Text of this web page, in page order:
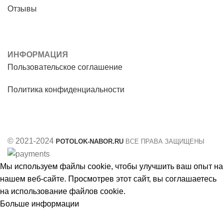
Отзывы
ИНФОРМАЦИЯ
Пользовательское соглашение
Политика конфиденциальности
© 2021-2024 POTOLOK-NABOR.RU ВСЕ ПРАВА ЗАЩИЩЕНЫ
Мы используем файлы cookie, чтобы улучшить ваш опыт на
нашем веб-сайте. Просмотрев этот сайт, вы соглашаетесь
на использование файлов cookie.
Больше информации